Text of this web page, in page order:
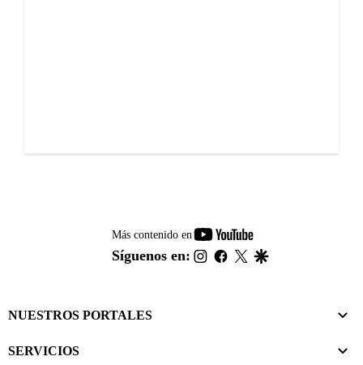
Más contenido en
youtube-
footer
Síguenos en: instagram
facebook
twitter
NUESTROS PORTALES
SERVICIOS